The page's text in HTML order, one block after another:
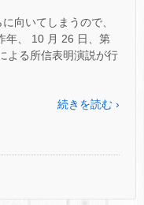
向いてしまうので、
年、 10 月 26 日、第
よる所信表明演説が行
続きを読む ›